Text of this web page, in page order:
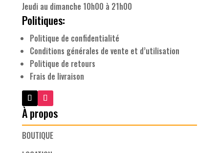
Jeudi au dimanche 10h00 à 21h00
Politiques:
Politique de confidentialité
Conditions générales de vente et d’utilisation
Politique de retours
Frais de livraison
À propos
BOUTIQUE